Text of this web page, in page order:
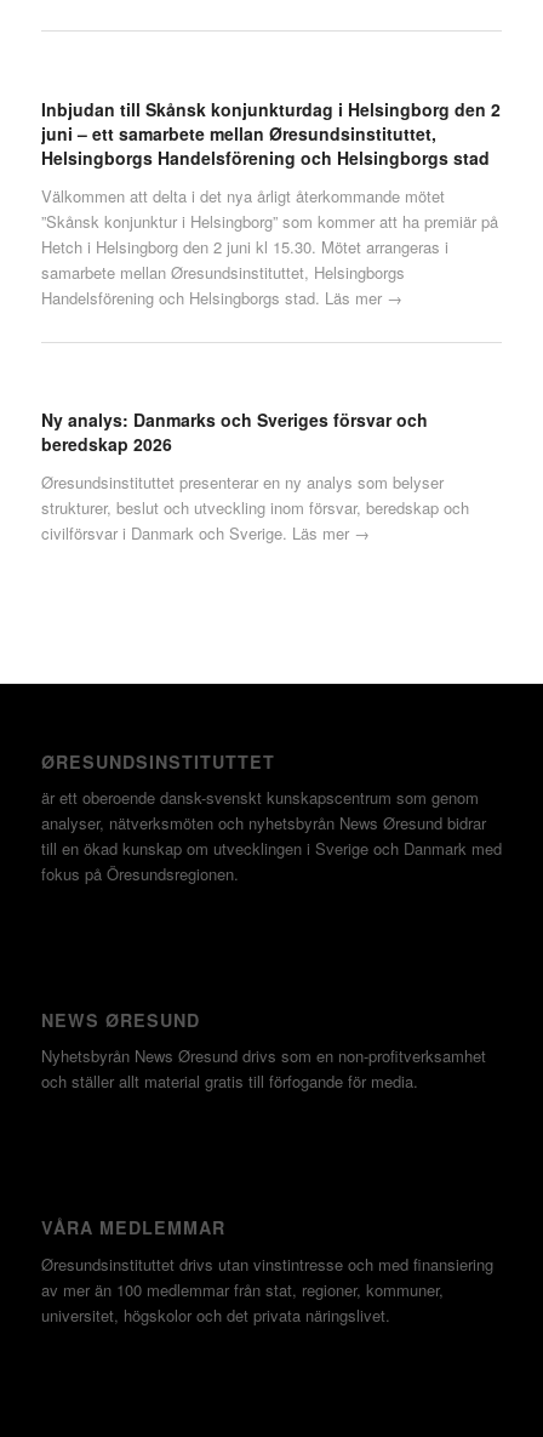
Inbjudan till Skånsk konjunkturdag i Helsingborg den 2
juni – ett samarbete mellan Øresundsinstituttet,
Helsingborgs Handelsförening och Helsingborgs stad
Välkommen att delta i det nya årligt återkommande mötet
”Skånsk konjunktur i Helsingborg” som kommer att ha premiär på
Hetch i Helsingborg den 2 juni kl 15.30. Mötet arrangeras i
samarbete mellan Øresundsinstituttet, Helsingborgs
Handelsförening och Helsingborgs stad. Läs mer →
Ny analys: Danmarks och Sveriges försvar och
beredskap 2026
Øresundsinstituttet presenterar en ny analys som belyser
strukturer, beslut och utveckling inom försvar, beredskap och
civilförsvar i Danmark och Sverige. Läs mer →
ØRESUNDSINSTITUTTET
är ett oberoende dansk-svenskt kunskapscentrum som genom
analyser, nätverksmöten och nyhetsbyrån News Øresund bidrar
till en ökad kunskap om utvecklingen i Sverige och Danmark med
fokus på Öresundsregionen.
NEWS ØRESUND
Nyhetsbyrån News Øresund drivs som en non-profitverksamhet
och ställer allt material gratis till förfogande för media.
VÅRA MEDLEMMAR
Øresundsinstituttet drivs utan vinst­intresse och med finansiering
av mer än 100 medlemmar från stat, regioner, kommuner,
universitet, högskolor och det privata näringslivet.